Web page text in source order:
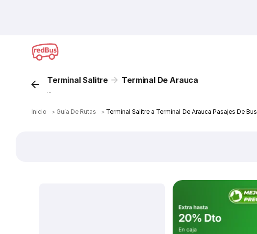
Terminal Salitre Terminal De Arauca
...
Inicio ＞ Guía De Rutas ＞ Terminal Salitre a Terminal De Arauca Pasajes De Bus